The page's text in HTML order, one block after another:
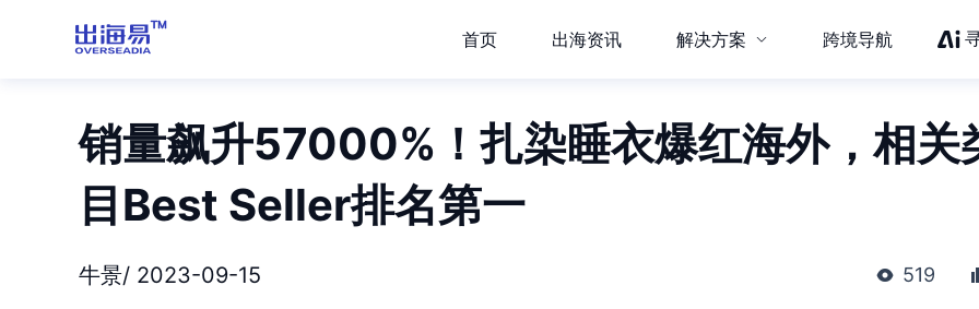
首页 出海资讯 解决方案 跨境导航
销量飙升57000%！扎染睡衣爆红海外，相关
目Best Seller排名第一
牛景/ 2023-09-15 519